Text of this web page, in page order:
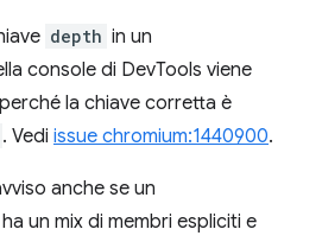
depth in un
console di DevTools viene
la chiave corretta è
. Vedi issue chromium:1440900.
anche se un
ha un mix di membri espliciti e